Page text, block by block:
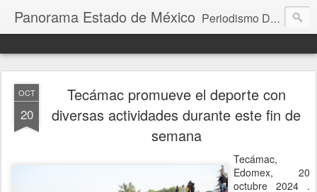
Panorama Estado de México Periodismo Digital
OCT
20
Tecámac promueve el deporte con
diversas actividades durante este fin de
semana
Tecámac,
Edomex, 20
octubre 2024 .